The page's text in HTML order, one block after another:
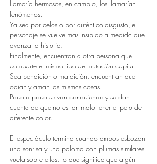
llamaría hermosos, en cambio, los llamarían
fenómenos.
Ya sea por celos o por auténtico disgusto, el
personaje se vuelve más insípido a medida que
avanza la historia.
Finalmente, encuentran a otra persona que
comparte el mismo tipo de mutación capilar.
Sea bendición o maldición, encuentran que
odian y aman las mismas cosas.
Poco a poco se van conociendo y se dan
cuenta de que no es tan malo tener el pelo de
diferente color.
El espectáculo termina cuando ambos esbozan
una sonrisa y una paloma con plumas similares
vuela sobre ellos, lo que significa que algún